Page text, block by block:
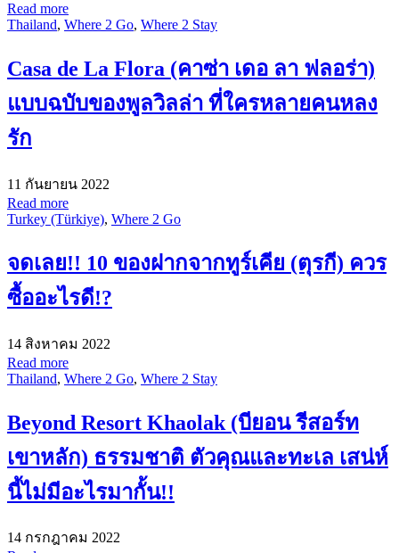
Read more
Thailand, Where 2 Go, Where 2 Stay
Casa de La Flora (คาซ่า เดอ ลา ฟลอร่า)
แบบฉบับของพูลวิลล่า ที่ใครหลายคนหลง
รัก
11 กันยายน 2022
Read more
Turkey (Türkiye), Where 2 Go
จดเลย!! 10 ของฝากจากทูร์เคีย (ตุรกี) ควร
ซื้ออะไรดี!?
14 สิงหาคม 2022
Read more
Thailand, Where 2 Go, Where 2 Stay
Beyond Resort Khaolak (บียอน รีสอร์ท
เขาหลัก) ธรรมชาติ ตัวคุณและทะเล เสน่ห์
นี้ไม่มีอะไรมากั้น!!
14 กรกฎาคม 2022